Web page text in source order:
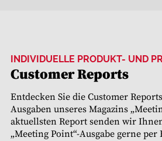
INDIVIDUELLE PRODUKT- UND
Customer Reports
Entdecken Sie die Customer
Ausgaben unseres Magazins
aktuellsten Report senden wir
„Meeting Point“-Ausgabe gerne per